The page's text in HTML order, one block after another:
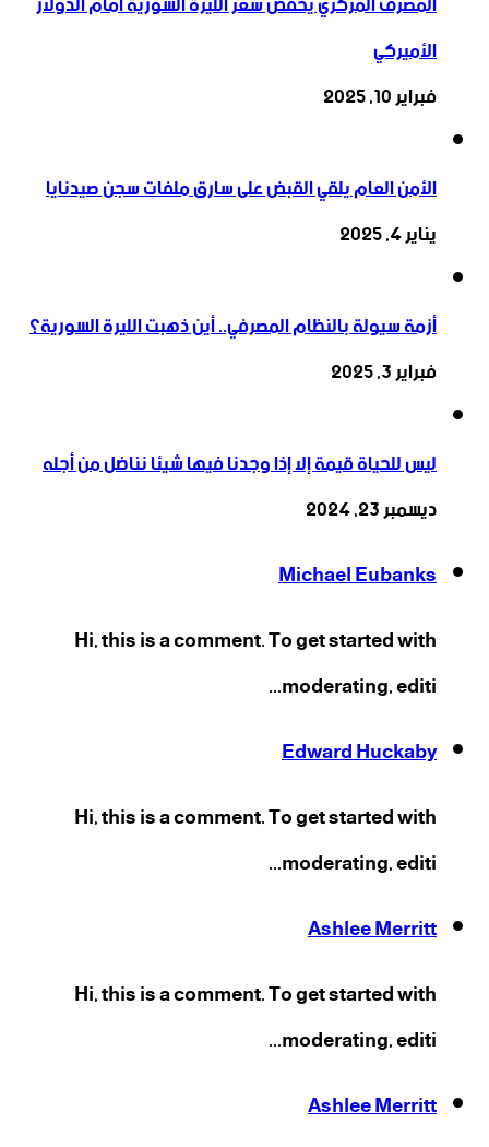
الأميركي
فبراير 10, 2025
الأمن العام يلقي القبض على سارق ملفات سجن صيدنايا
يناير 4, 2025
أزمة سيولة بالنظام المصرفي.. أين ذهبت الليرة السورية؟
فبراير 3, 2025
ليس للحياة قيمة إلا إذا وجدنا فيها شيئا نناضل من أجله
ديسمبر 23, 2024
Michael Eubanks
Hi, this is a comment. To get started with
moderating, editi...
Edward Huckaby
Hi, this is a comment. To get started with
moderating, editi...
Ashlee Merritt
Hi, this is a comment. To get started with
moderating, editi...
Ashlee Merritt